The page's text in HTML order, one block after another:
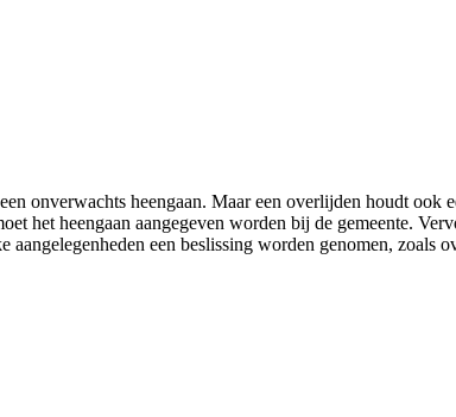
onverwachts heengaan. Maar een overlijden houdt ook
het heengaan aangegeven worden bij de gemeente.
een beslissing worden genomen, zoals